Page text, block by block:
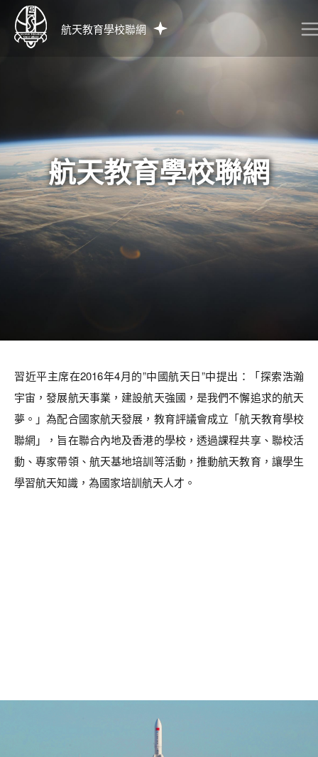
航天教育學校聯網
航天教育學校聯網
習近平主席在2016年4月的”中國航天日”中提出：「探索浩瀚
宇宙，發展航天事業，建設航天強國，是我們不懈追求的航天
夢。」為配合國家航天發展，教育評議會成立「航天教育學校
聯網」，旨在聯合內地及香港的學校，透過課程共享、聯校活
動、專家帶領、航天基地培訓等活動，推動航天教育，讓學生
學習航天知識，為國家培訓航天人才。